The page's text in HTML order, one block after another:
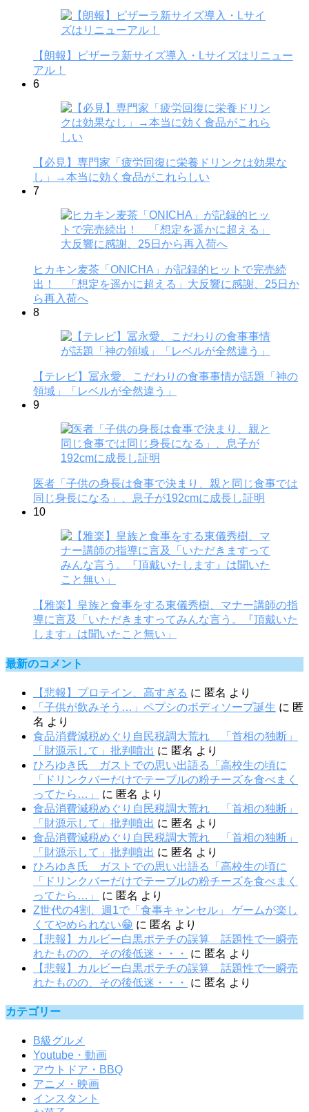
【朗報】ピザーラ新サイズ導入・Lサイズはリニュー
アル！
6
【必見】専門家「疲労回復に栄養ドリンクは効果な
し」→本当に効く食品がこれらしい
7
ヒカキン麦茶「ONICHA」が記録的ヒットで完売続
出！ 「想定を遥かに超える」大反響に感謝、25日か
ら再入荷へ
8
【テレビ】冨永愛、こだわりの食事事情が話題「神の
領域」「レベルが全然違う」
9
医者「子供の身長は食事で決まり、親と同じ食事では
同じ身長になる」、息子が192cmに成長し証明
10
【雅楽】皇族と食事をする東儀秀樹、マナー講師の指
導に言及「いただきますってみんな言う。『頂戴いた
します』は聞いたこと無い」
最新のコメント
【悲報】プロテイン、高すぎる に 匿名 より
「子供が飲みそう…」ペプシのボディソープ誕生 に 匿
名 より
食品消費減税めぐり自民税調大荒れ 「首相の独断」
「財源示して」批判噴出 に 匿名 より
ひろゆき氏 ガストでの思い出語る「高校生の頃に
「ドリンクバーだけでテーブルの粉チーズを食べまく
ってたら…」
に 匿名 より
食品消費減税めぐり自民税調大荒れ 「首相の独断」
「財源示して」批判噴出 に 匿名 より
食品消費減税めぐり自民税調大荒れ 「首相の独断」
「財源示して」批判噴出 に 匿名 より
ひろゆき氏 ガストでの思い出語る「高校生の頃に
「ドリンクバーだけでテーブルの粉チーズを食べまく
ってたら…」
に 匿名 より
Z世代の4割、週1で「食事キャンセル」 ゲームが楽し
くてやめられない😁 に 匿名 より
【悲報】カルビー白黒ポテチの誤算 話題性で一瞬売
れたものの、その後低迷・・・
に 匿名 より
【悲報】カルビー白黒ポテチの誤算 話題性で一瞬売
れたものの、その後低迷・・・
に 匿名 より
カテゴリー
B級グルメ
Youtube・動画
アウトドア・BBQ
アニメ・映画
インスタント